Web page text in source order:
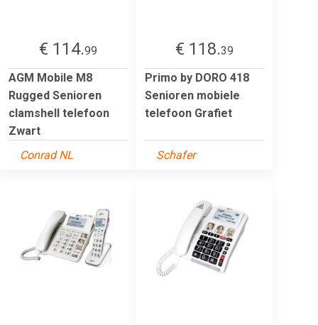
€ 114.99
AGM Mobile M8
Rugged Senioren
clamshell telefoon
Zwart
Conrad NL
€ 118.39
Primo by DORO 418
Senioren mobiele
telefoon Grafiet
Schafer